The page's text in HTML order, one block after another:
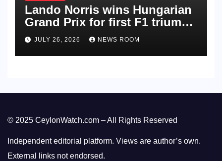
Lando Norris wins Hungarian
Grand Prix for first F1 triumph
in 2026​​
JULY 26, 2026 NEWS ROOM
© 2025 CeylonWatch.com – All Rights Reserved
Independent editorial platform. Views are author’s own.
External links not endorsed.